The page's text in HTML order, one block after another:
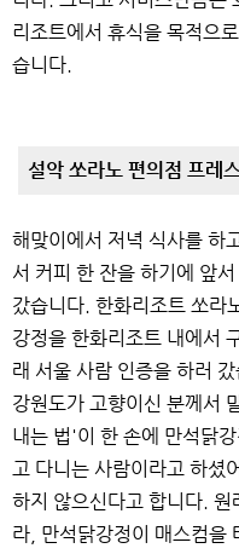
리조트에서 휴식을 목적으
습니다.
설악 쏘라노 편의점 프레
해맞이에서 저녁 식사를 하
서 커피 한 잔을 하기에 앞
갔습니다. 한화리조트 쏘라
강정을 한화리조트 내에서
래 서울 사람 인증을 하러
강원도가 고향이신 분께서
내는 법'이 한 손에 만석닭
고 다니는 사람이라고 하셨
하지 않으신다고 합니다. 원
라, 만석닭강정이 매스컴을